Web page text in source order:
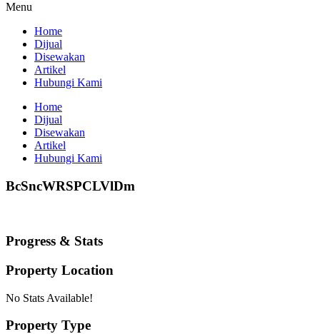
Menu
Home
Dijual
Disewakan
Artikel
Hubungi Kami
Home
Dijual
Disewakan
Artikel
Hubungi Kami
BcSncWRSPCLVlDm
Progress & Stats
Property Location
No Stats Available!
Property Type